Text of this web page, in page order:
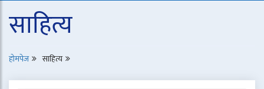
साहित्य
होमपेज साहित्य